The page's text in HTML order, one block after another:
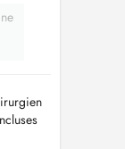
lift)